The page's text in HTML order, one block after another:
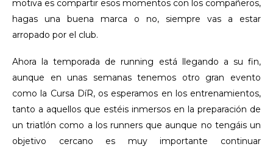
motiva es compartir esos momentos con los compañeros,
hagas una buena marca o no, siempre vas a estar
arropado por el club.
Ahora la temporada de running está llegando a su fin,
aunque en unas semanas tenemos otro gran evento
como la Cursa DíR, os esperamos en los entrenamientos,
tanto a aquellos que estéis inmersos en la preparación de
un triatlón como a los runners que aunque no tengáis un
objetivo cercano es muy importante continuar